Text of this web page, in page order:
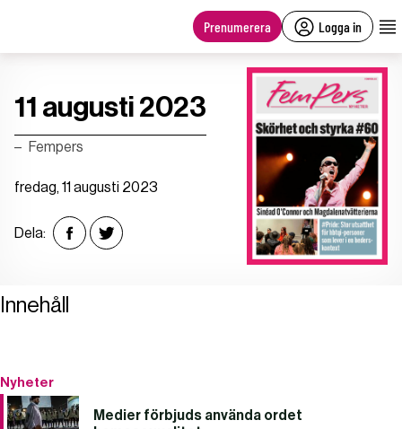
Prenumerera Logga in
11 augusti 2023
Fempers
fredag, 11 augusti 2023
Dela:
Innehåll
Nyheter
Medier förbjuds använda ordet